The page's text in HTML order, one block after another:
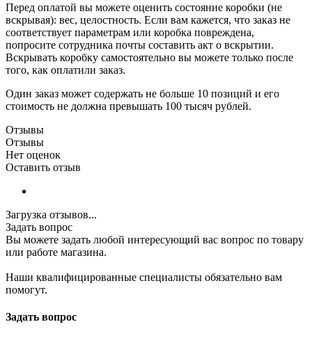
Перед оплатой вы можете оценить состояние коробки (не
вскрывая): вес, целостность. Если вам кажется, что заказ не
соответствует параметрам или коробка повреждена,
попросите сотрудника почты составить акт о вскрытии.
Вскрывать коробку самостоятельно вы можете только после
того, как оплатили заказ.
Один заказ может содержать не больше 10 позиций и его
стоимость не должна превышать 100 тысяч рублей.
Отзывы
Отзывы
Нет оценок
Оставить отзыв
Загрузка отзывов...
Задать вопрос
Вы можете задать любой интересующий вас вопрос по товару
или работе магазина.
Наши квалифицированные специалисты обязательно вам
помогут.
Задать вопрос